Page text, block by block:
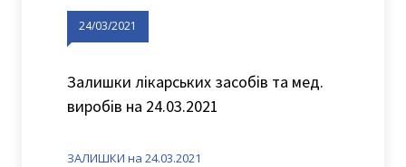
24/03/2021
Залишки лікарських засобів та мед.
виробів на 24.03.2021
ЗАЛИШКИ на 24.03.2021